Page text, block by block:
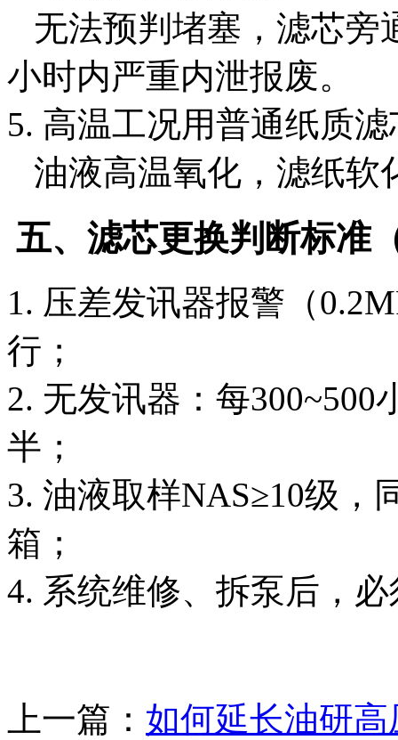
无法预判堵塞，滤芯旁
小时内严重内泄报废。
5. 高温工况用普通纸质滤
油液高温氧化，滤纸软
五、滤芯更换判断标准
1. 压差发讯器报警（
行；
2. 无发讯器：每
半；
3. 油液取样NAS≥10级，
箱；
4. 系统维修、拆泵后，
上一篇： 如何延长油研